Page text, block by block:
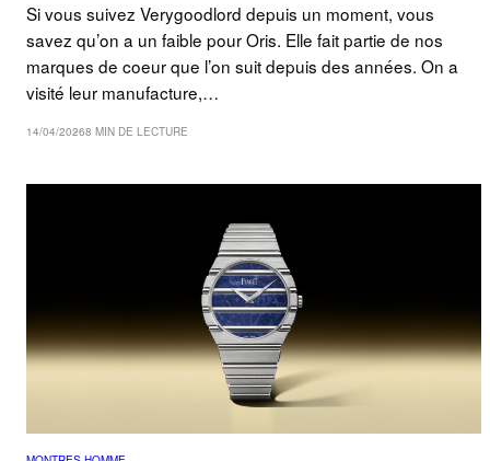
Si vous suivez Verygoodlord depuis un moment, vous
savez qu’on a un faible pour Oris. Elle fait partie de nos
marques de coeur que l’on suit depuis des années. On a
visité leur manufacture,…
14/04/20268 MIN DE LECTURE